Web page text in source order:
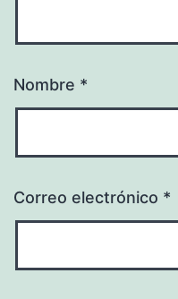
Nombre *
Correo electrónico *